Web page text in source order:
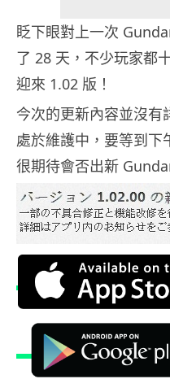
眨下眼對上一次
了 28 天，不少玩家都
迎來 1.02 版！
今次的更新內容並沒有
處於維護中，要等到下
很期待會否出新